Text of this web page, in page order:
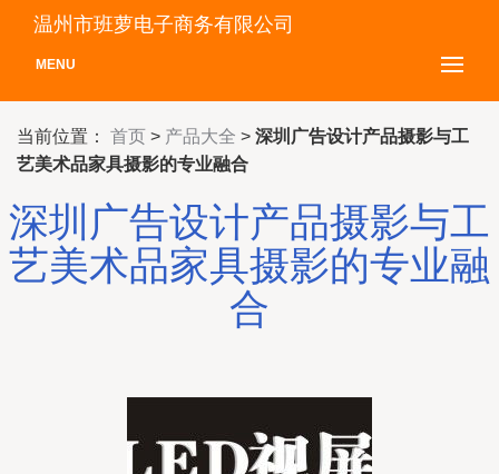
温州市班萝电子商务有限公司
MENU
当前位置： 首页 > 产品大全 > 深圳广告设计产品摄影与工
艺美术品家具摄影的专业融合
深圳广告设计产品摄影与工
艺美术品家具摄影的专业融
合